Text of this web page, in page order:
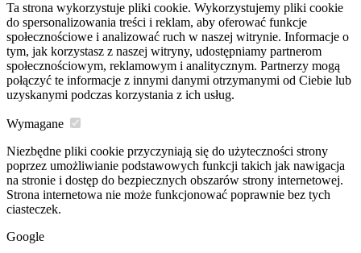
Ta strona wykorzystuje pliki cookie. Wykorzystujemy pliki cookie
do spersonalizowania treści i reklam, aby oferować funkcje
społecznościowe i analizować ruch w naszej witrynie. Informacje o
tym, jak korzystasz z naszej witryny, udostępniamy partnerom
społecznościowym, reklamowym i analitycznym. Partnerzy mogą
połączyć te informacje z innymi danymi otrzymanymi od Ciebie lub
uzyskanymi podczas korzystania z ich usług.
Wymagane
Niezbędne pliki cookie przyczyniają się do użyteczności strony
poprzez umożliwianie podstawowych funkcji takich jak nawigacja
na stronie i dostęp do bezpiecznych obszarów strony internetowej.
Strona internetowa nie może funkcjonować poprawnie bez tych
ciasteczek.
Google